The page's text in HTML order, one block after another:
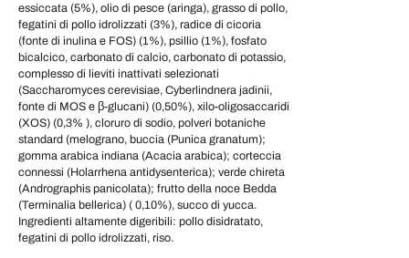
essiccata (5%), olio di pesce (aringa), grasso di pollo,
fegatini di pollo idrolizzati (3%), radice di cicoria
(fonte di inulina e FOS) (1%), psillio (1%), fosfato
bicalcico, carbonato di calcio, carbonato di potassio,
complesso di lieviti inattivati ​​selezionati
(Saccharomyces cerevisiae, Cyberlindnera jadinii,
fonte di MOS e β-glucani) (0,50%), xilo-oligosaccaridi
(XOS) (0,3% ), cloruro di sodio, polveri botaniche
standard (melograno, buccia (Punica granatum);
gomma arabica indiana (Acacia arabica); corteccia
connessi (Holarrhena antidysenterica); verde chireta
(Andrographis panicolata); frutto della noce Bedda
(Terminalia bellerica) ( 0,10%), succo di yucca.
Ingredienti altamente digeribili: pollo disidratato,
fegatini di pollo idrolizzati, riso.